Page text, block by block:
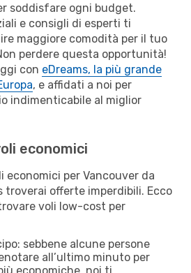
soddisfare ogni budget.
e consigli di esperti ti
maggiore comodità per il tuo
perdere questa opportunità!
con eDreams, la più grande
, e affidati a noi per
indimenticabile al miglior
economici
economici per Vancouver da
troverai offerte imperdibili. Ecco
voli low-cost per
sebbene alcune persone
all’ultimo minuto per